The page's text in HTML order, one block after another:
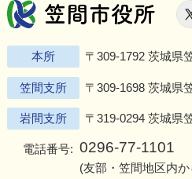
本所 〒309-1792 茨城県
笠間支所 〒309-1698 茨城県
岩間支所 〒319-0294 茨城県
電話番号: 0296-77-1101
(友部・笠間地区内か